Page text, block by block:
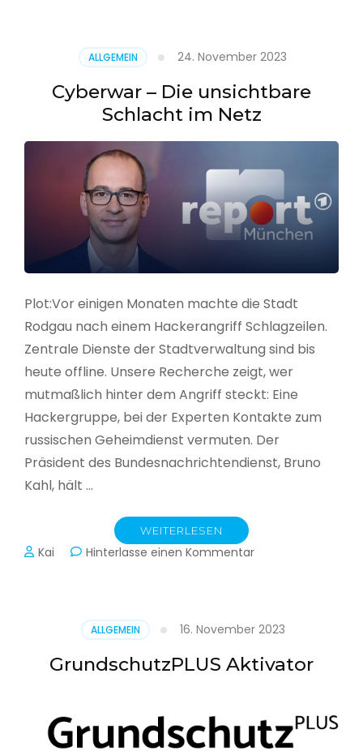
ALLGEMEIN 24. November 2023
Cyberwar – Die unsichtbare
Schlacht im Netz
Plot:Vor einigen Monaten machte die Stadt
Rodgau nach einem Hackerangriff Schlagzeilen.
Zentrale Dienste der Stadtverwaltung sind bis
heute offline. Unsere Recherche zeigt, wer
mutmaßlich hinter dem Angriff steckt: Eine
Hackergruppe, bei der Experten Kontakte zum
russischen Geheimdienst vermuten. Der
Präsident des Bundesnachrichtendienst, Bruno
Kahl, hält …
WEITERLESEN
Kai Hinterlasse einen Kommentarzu
Schlacht
im
Netz
ALLGEMEIN 16. November 2023
GrundschutzPLUS Aktivator